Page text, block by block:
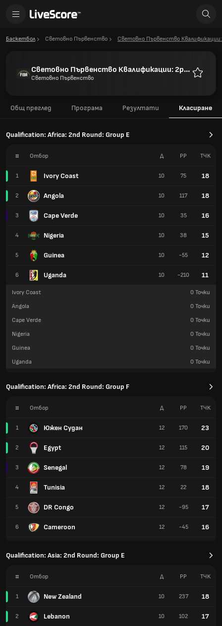
Баскетбол Световно Първенство Световно Първенство
Световно Първенство Квалификации: 2ри
Кръг
Световно Първенство
Общ преглед Програма Резултати Класиране
Qualification: Africa: 2nd Round: Group E
# Отбор
1 Ivory Coast
2 Angola
3 Cape Verde
4 Nigeria
5 Guinea
6 Uganda
Д РР TЧК
10 75 18
10 117 18
10 35 16
10 38 15
10 -55 12
10 -210 11
Ivory Coast 0 Точки
Angola
0 Точки
Cape Verde
0 Точки
Nigeria
0 Точки
Guinea
0 Точки
Uganda
0 Точки
Qualification: Africa: 2nd Round: Group F
# Отбор
1 Южен Судан
2 Egypt
3 Senegal
4 Tunisia
5 DR Congo
6 Cameroon
Д РР TЧК
12 170 23
12 115 20
12 78 19
12 22 18
12 -95 17
12 -45 16
Qualification: Asia: 2nd Round: Group E
# Отбор
1 New Zealand
2 Lebanon
Д РР TЧК
10 237 18
10 102 17